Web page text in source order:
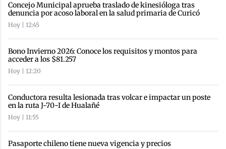
Concejo Municipal aprueba traslado de kinesióloga tras
denuncia por acoso laboral en la salud primaria de Curicó
Hoy | 12:45
Bono Invierno 2026: Conoce los requisitos y montos para
acceder a los $81.257
Hoy | 12:20
Conductora resulta lesionada tras volcar e impactar un poste
en la ruta J-70-I de Hualañé
Hoy | 11:55
Pasaporte chileno tiene nueva vigencia y precios